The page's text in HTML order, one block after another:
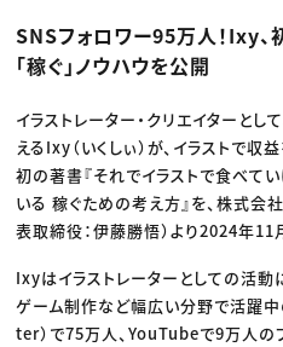
業界解説・キャリア事情
お役立ち基礎知識
映像クリエイター
マーケッター
クリエイターインタビュー
ニュース・トレンド
ニュース・トレンド トップ
映像
ゲーム・エンタメ
広告
出版
CREATIVE VILLAGEからの
SNSフォロワー95万人！Ixy
「稼ぐ」ノウハウを公開
イラストレーター・クリエイターと
えるIxy（いくしぃ）が、イラストで
初の著書『それでイラストで食べて
いる 稼ぐための考え方』を、株式会
表取締役：伊藤勝悟）より2024年11
Ixyはイラストレーターとしての活動
ゲーム制作など幅広い分野で活躍中
ter）で75万人、YouTubeで9万人の